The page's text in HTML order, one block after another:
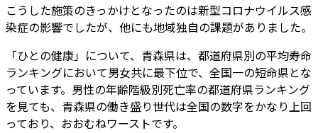
こうした施策のきっかけとなったのは新型コロナウイルス感
染症の影響でしたが、他にも地域独自の課題がありました。
「ひとの健康」について、青森県は、都道府県別の平均寿命
ランキングにおいて男女共に最下位で、全国一の短命県とな
っています。男性の年齢階級別死亡率の都道府県ランキング
を見ても、青森県の働き盛り世代は全国の数字をかなり上回
っており、おおむねワーストです。